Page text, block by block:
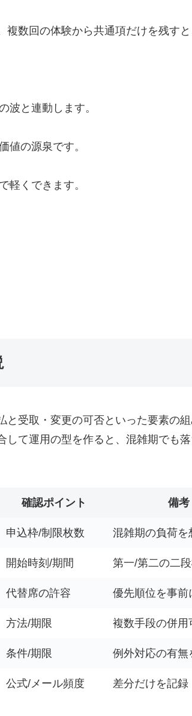
複数回の体験から共通項だけを残す
波と連動します。
値の源泉です。
軽くできます。
受取・変更の可否といった要素の
て運用の型を作ると、混雑期でも
確認ポイント 備考
申込枠/制限枚数 混雑期の負荷を
開始時刻/期間 第一/第二の二段
代替席の許容 優先順位を事前
方法/期限 複数手段の併用
条件/期限 例外対応の有無
公式/メール頻度 差分だけを記録